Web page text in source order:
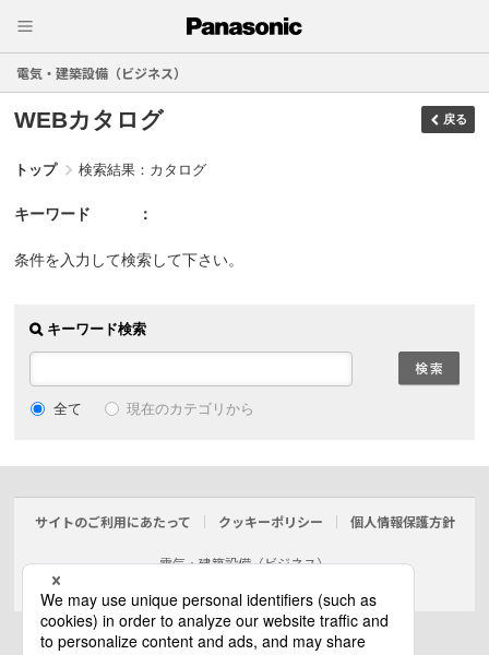
電気・建築設備（ビジネス）
WEBカタログ 戻る
トップ 検索結果：カタログ
キーワード
条件を入力して検索して下さい。
キーワード検索
全て 現在のカテゴリから
サイトのご利用にあたって クッキーポリシー 個人情報保護方針
電気・建築設備（ビジネス）